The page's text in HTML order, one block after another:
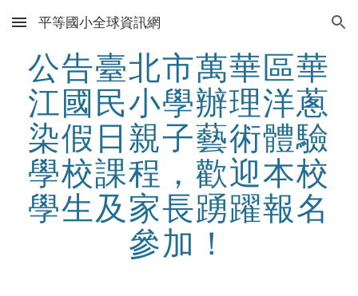
Skip to main content Skip to navigation
平等國小全球資訊網
公告臺北市萬華區華
江國民小學辦理洋蔥
染假日親子藝術體驗
學校課程，歡迎本校
學生及家長踴躍報名
參加！